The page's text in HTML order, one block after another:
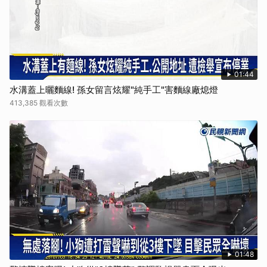
01:44
水溝蓋上曬麵線! 孫女留言炫耀"純手工"害麵線廠熄燈
413,385 觀看次數
01:48